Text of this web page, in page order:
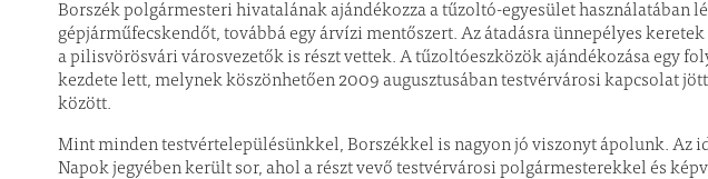
Borszék polgármesteri hivatalának ajándékozza a tűzoltó-egyesület használatában
gépjárműfecskendőt, továbbá egy árvízi mentőszert. Az átadásra ünnepélyes
a pilisvörösvári városvezetők is részt vettek. A tűzoltóeszközök ajándékozása egy
kezdete lett, melynek köszönhetően 2009 augusztusában testvérvárosi kapcsolat
között.
Mint minden testvértelepülésünkkel, Borszékkel is nagyon jó viszonyt ápolunk. Az
Napok jegyében került sor, ahol a részt vevő testvérvárosi polgármesterekkel és